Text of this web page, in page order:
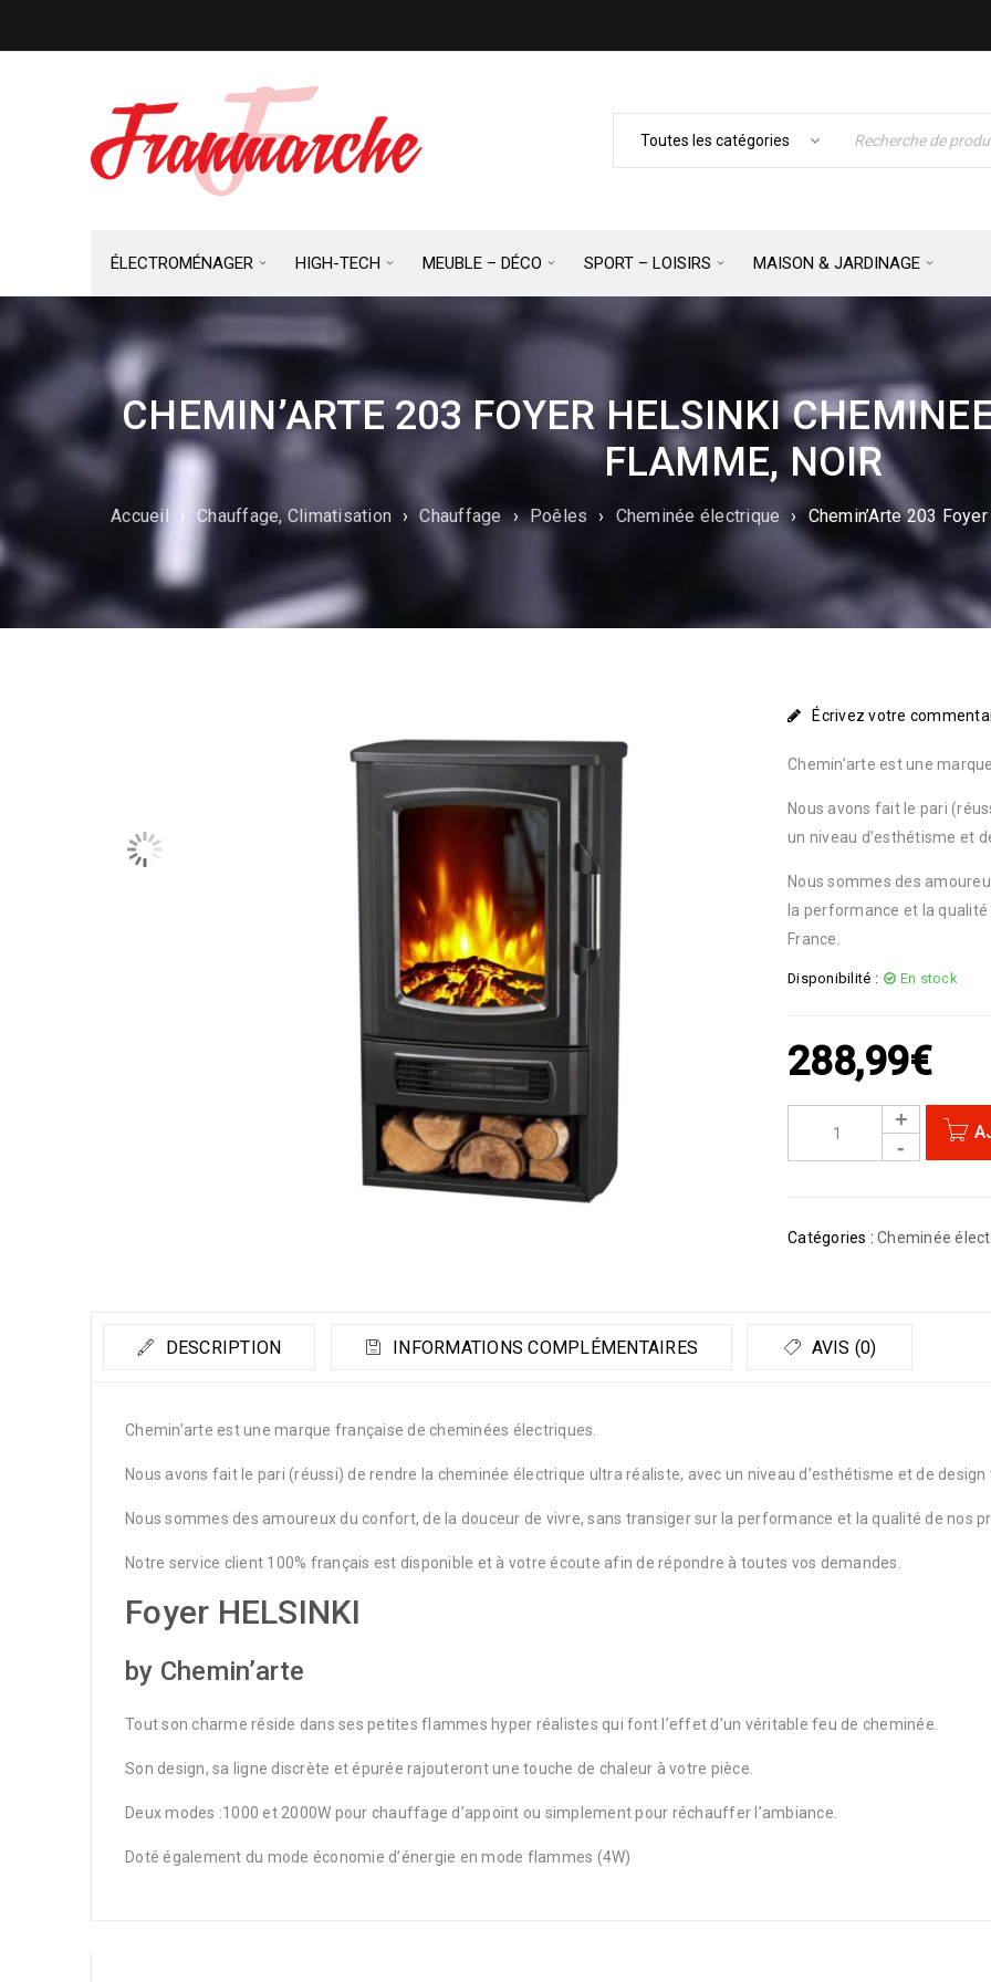
ÉLECTROMÉNAGER HIGH-TECH MEUBLE – DÉCO SPORT – LOISIRS MAISON & JARDINAGE
CHEMIN’ARTE 203 FOYER HELSINKI
FLAMME, NOIR
Accueil › Chauffage, Climatisation › Chauffage › Poêles › Cheminée électrique › Chemin’Arte 203
Écrivez votre
Chemin’arte est une
Nous avons fait le pari
un niveau d’esthétisme et
Nous sommes des
la performance et la
France.
Disponibilité : En stock
288,99€
Catégories : Cheminée
DESCRIPTION INFORMATIONS COMPLÉMENTAIRES AVIS (0)
Chemin’arte est une marque française de cheminées électriques.
Nous avons fait le pari (réussi) de rendre la cheminée électrique ultra réaliste, avec un niveau d’esthétisme et de design
Nous sommes des amoureux du confort, de la douceur de vivre, sans transiger sur la performance et la qualité de nos
Notre service client 100% français est disponible et à votre écoute afin de répondre à toutes vos demandes.
Foyer HELSINKI
by Chemin’arte
Tout son charme réside dans ses petites flammes hyper réalistes qui font l’effet d’un véritable feu de cheminée.
Son design, sa ligne discrète et épurée rajouteront une touche de chaleur à votre pièce.
Deux modes :1000 et 2000W pour chauffage d’appoint ou simplement pour réchauffer l’ambiance.
Doté également du mode économie d’énergie en mode flammes (4W)